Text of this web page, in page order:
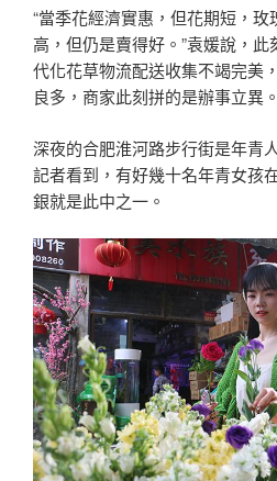
“當季花經濟實惠，但花期短，
高，但仍是賣得好。”袁媛說，
代化花草物流配送收集不竭完美
良多，商家此刻拼的是辦事立異。
深夜的合肥淮河路步行街是年青
記者看到，有好幾十名年青女孩
銀就是此中之一。